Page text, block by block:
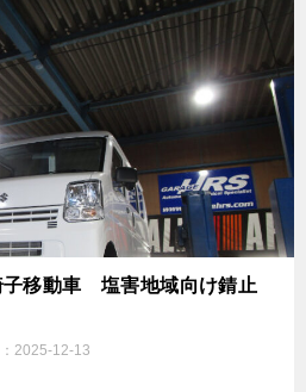
移動車 塩害地域向け錆止
2025-12-13